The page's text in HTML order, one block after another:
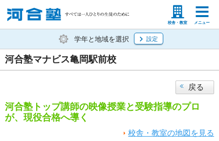
校舎・教室 メニュー
塾生の方 高等学校の先生
学年と地域を選択 設定
河合塾マナビス亀岡駅前校
戻る
河合塾トップ講師の映像授業と受験指導のプロ
が、現役合格へ導く
校舎・教室の地図を見る